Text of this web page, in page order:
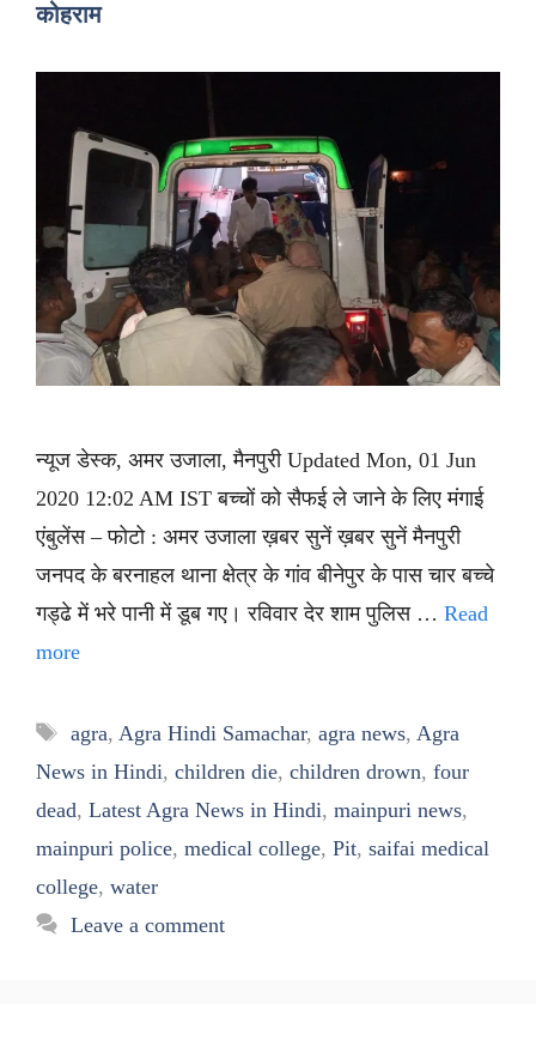
कोहराम
न्यूज डेस्क, अमर उजाला, मैनपुरी Updated Mon, 01 Jun
2020 12:02 AM IST बच्चों को सैफई ले जाने के लिए मंगाई
एंबुलेंस – फोटो : अमर उजाला ख़बर सुनें ख़बर सुनें मैनपुरी
जनपद के बरनाहल थाना क्षेत्र के गांव बीनेपुर के पास चार बच्चे
गड्ढे में भरे पानी में डूब गए। रविवार देर शाम पुलिस … Read
more
Tags
agra, Agra Hindi Samachar, agra news, Agra
News in Hindi, children die, children drown, four
dead, Latest Agra News in Hindi, mainpuri news,
mainpuri police, medical college, Pit, saifai medical
college, water
Leave a comment